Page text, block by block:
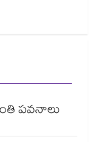
పవనాలు